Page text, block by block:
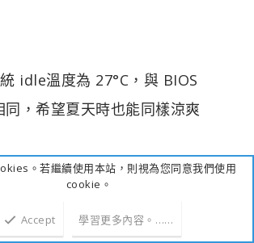
idle溫度為 27°C，與 BIOS
，希望夏天時也能同樣涼爽
CPU &amp; FPU Test
。若繼續使用本站，則視為您同意我們使用
cookie。
Accept 學習更多內容。……